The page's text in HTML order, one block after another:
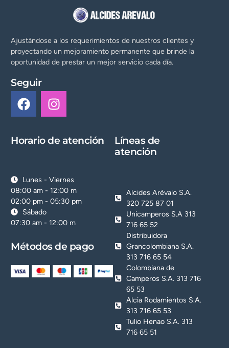
Ajustándose a los requerimientos de nuestros clientes y
proyectando un mejoramiento permanente que brinde la
oportunidad de prestar un mejor servicio cada día.
Seguir
Horario de atención
Lunes - Viernes
08:00 am - 12:00 m
02:00 pm - 05:30 pm
Sábado
07:30 am - 12:00 m
Métodos de pago
Líneas de
atención
Alcides Arévalo S.A.
320 725 87 01
Unicamperos S.A 313
716 65 52
Distribuidora
Grancolombiana S.A.
313 716 65 54
Colombiana de
Camperos S.A. 313 716
65 53
Alcia Rodamientos S.A.
313 716 65 53
Tulio Henao S.A. 313
716 65 51